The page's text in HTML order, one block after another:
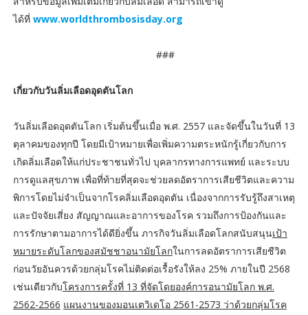
ได้ที่ www.worldthrombosisday.org
###
เกี่ยวกับวันลิ่มเลือดอุดตันโลก
วันลิ่มเลือดอุดตันโลก เริ่มต้นขึ้นเมื่อ พ.ศ. 2557 และจัดขึ้นในวันที่ 13
ตุลาคมของทุกปี โดยมีเป้าหมายเพื่อเพิ่มความตระหนักรู้เกี่ยวกับการ
เกิดลิ่มเลือดให้แก่ประชาชนทั่วไป บุคลากรทางการแพทย์ และระบบ
การดูแลสุขภาพ เพื่อที่ท้ายที่สุดจะช่วยลดอัตราการเสียชีวิตและความ
พิการโดยไม่จำเป็นจากโรคลิ่มเลือดอุดตัน เนื่องจากการรับรู้ถึงสาเหตุ
และปัจจัยเสี่ยง สัญญาณและอาการของโรค รวมถึงการป้องกันและ
การรักษาตามอาการได้ดียิ่งขึ้น ภารกิจวันลิ่มเลือดโลกสนับสนุนเป้า
หมายระดับโลกของสมัชชาอนามัยโลกในการลดอัตราการเสียชีวิต
ก่อนวัยอันควรด้วยกลุ่มโรคไม่ติดต่อเรื้อรังให้ลง 25% ภายในปี 2568
เช่นเดียวกับโครงการครั้งที่ 13 ที่จัดโดยองค์การอนามัยโลก พ.ศ.
2562-2566 แผนงานของมอนเตวิเดโอ 2561-2573 ว่าด้วยกลุ่มโรค